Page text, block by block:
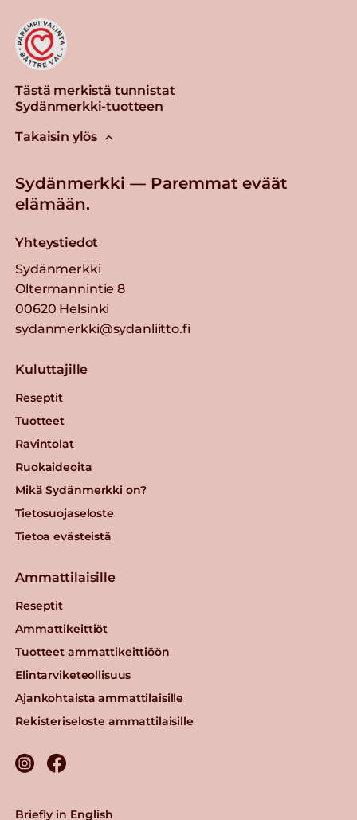
Tästä merkistä tunnistat
Sydänmerkki-tuotteen
Takaisin ylös
Sydänmerkki — Paremmat eväät
elämään.
Yhteystiedot
Sydänmerkki
Oltermannintie 8
00620 Helsinki
sydanmerkki@sydanliitto.fi
Kuluttajille
Reseptit
Tuotteet
Ravintolat
Ruokaideoita
Mikä Sydänmerkki on?
Tietosuojaseloste
Tietoa evästeistä
Ammattilaisille
Reseptit
Ammattikeittiöt
Tuotteet ammattikeittiöön
Elintarviketeollisuus
Ajankohtaista ammattilaisille
Rekisteriseloste ammattilaisille
Briefly in English